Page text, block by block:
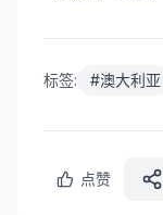
标签: #澳大利亚
点赞